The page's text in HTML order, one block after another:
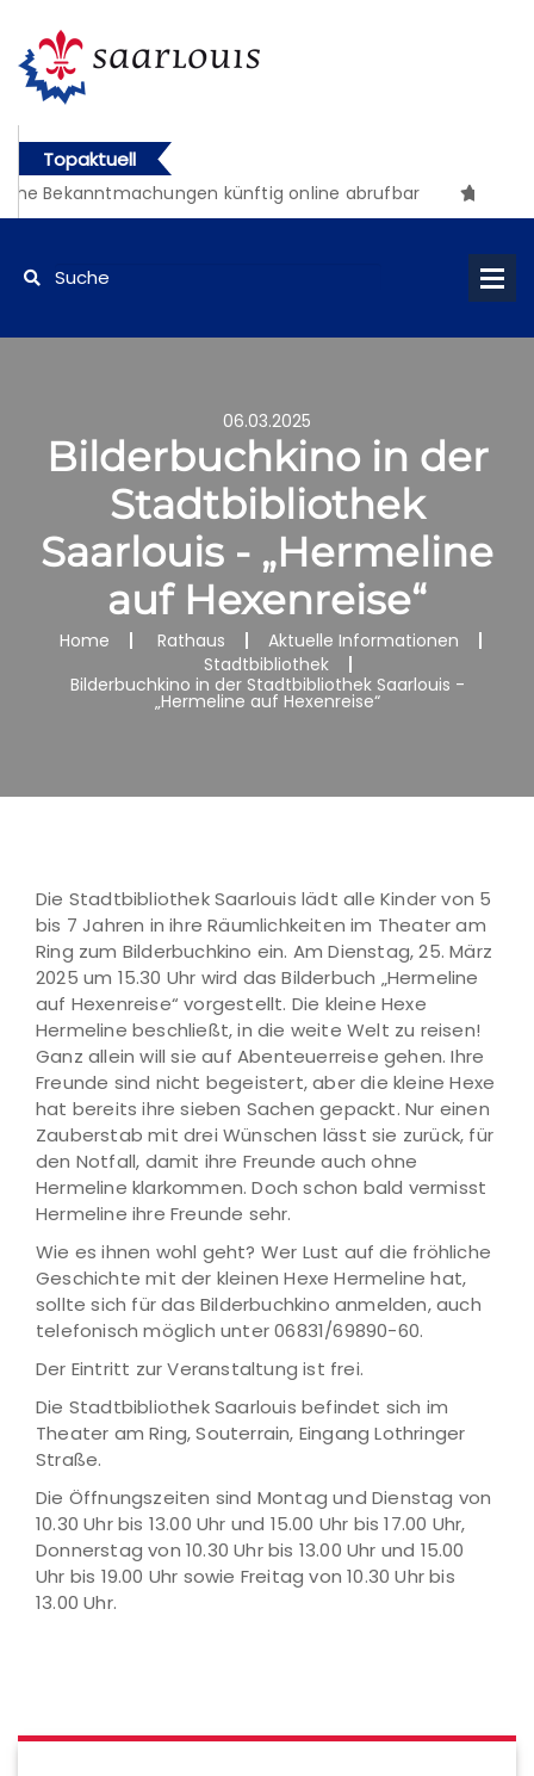
Topaktuell
Bekanntmachungen künftig online abrufbar
06.03.2025
Bilderbuchkino in der
Stadtbibliothek
Saarlouis - „Hermeline
auf Hexenreise“
Home Rathaus
Aktuelle Informationen
Stadtbibliothek
Bilderbuchkino in der Stadtbibliothek Saarlouis -
„Hermeline auf Hexenreise“
Die Stadtbibliothek Saarlouis lädt alle Kinder von 5
bis 7 Jahren in ihre Räumlichkeiten im Theater am
Ring zum Bilderbuchkino ein. Am Dienstag, 25. März
2025 um 15.30 Uhr wird das Bilderbuch „Hermeline
auf Hexenreise“ vorgestellt. Die kleine Hexe
Hermeline beschließt, in die weite Welt zu reisen!
Ganz allein will sie auf Abenteuerreise gehen. Ihre
Freunde sind nicht begeistert, aber die kleine Hexe
hat bereits ihre sieben Sachen gepackt. Nur einen
Zauberstab mit drei Wünschen lässt sie zurück, für
den Notfall, damit ihre Freunde auch ohne
Hermeline klarkommen. Doch schon bald vermisst
Hermeline ihre Freunde sehr.
Wie es ihnen wohl geht? Wer Lust auf die fröhliche
Geschichte mit der kleinen Hexe Hermeline hat,
sollte sich für das Bilderbuchkino anmelden, auch
telefonisch möglich unter 06831/69890-60.
Der Eintritt zur Veranstaltung ist frei.
Die Stadtbibliothek Saarlouis befindet sich im
Theater am Ring, Souterrain, Eingang Lothringer
Straße.
Die Öffnungszeiten sind Montag und Dienstag von
10.30 Uhr bis 13.00 Uhr und 15.00 Uhr bis 17.00 Uhr,
Donnerstag von 10.30 Uhr bis 13.00 Uhr und 15.00
Uhr bis 19.00 Uhr sowie Freitag von 10.30 Uhr bis
13.00 Uhr.